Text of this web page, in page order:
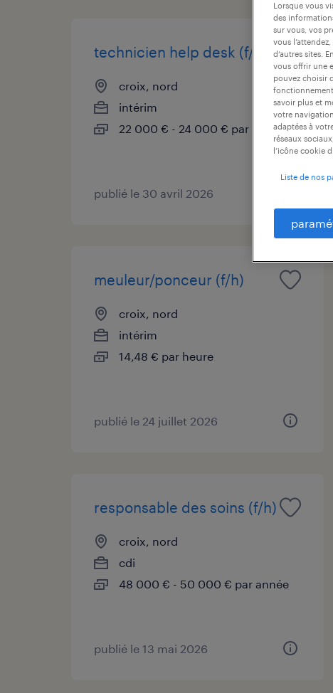
technicien help desk (f/h)
croix, nord
intérim
22 000 € - 24 000 € par année
publié le 30 avril 2026
meuleur/ponceur (f/h)
croix, nord
intérim
14,48 € par heure
publié le 24 juillet 2026
responsable des soins (f/h)
croix, nord
cdi
48 000 € - 50 000 € par année
publié le 13 mai 2026
Lorsque vous
des
sur vous, vos
vous
d’autres sites.
vous offrir une
pouvez choisir
fonctionnement
savoir plus et
votre
adaptées à
réseaux
l’icône cookie
Liste de nos